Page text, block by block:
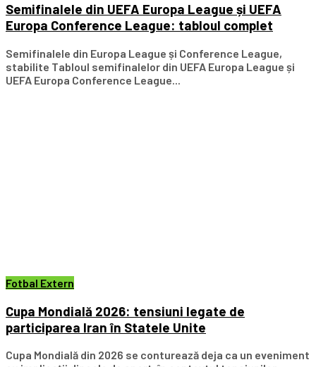
Semifinalele din UEFA Europa League și UEFA
Europa Conference League: tabloul complet
Semifinalele din Europa League și Conference League,
stabilite Tabloul semifinalelor din UEFA Europa League și
UEFA Europa Conference League...
Fotbal Extern
Cupa Mondială 2026: tensiuni legate de
participarea Iran în Statele Unite
Cupa Mondială din 2026 se conturează deja ca un eveniment